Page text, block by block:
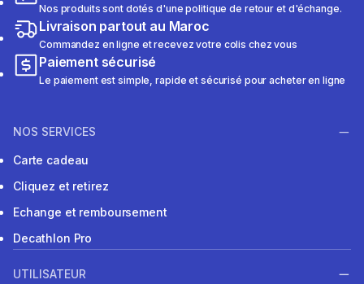
Nos produits sont dotés d'une politique de retour et d'échange.
Livraison partout au Maroc
Commandez en ligne et recevez votre colis chez vous
Paiement sécurisé
Le paiement est simple, rapide et sécurisé pour acheter en ligne
NOS SERVICES
Carte cadeau
Cliquez et retirez
Echange et remboursement
Decathlon Pro
UTILISATEUR